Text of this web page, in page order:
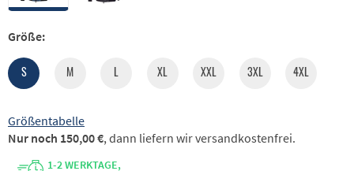
Größe:
S M L XL XXL 3XL 4XL
Größentabelle
1-2 WERKTAGE,
Nur noch 150,00 €, dann liefern wir versandkostenfrei.